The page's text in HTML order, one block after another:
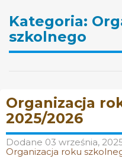
Kategoria:
szkolnego
Organizacja
2025/2026
Dodane 03 września,
Organizacja roku